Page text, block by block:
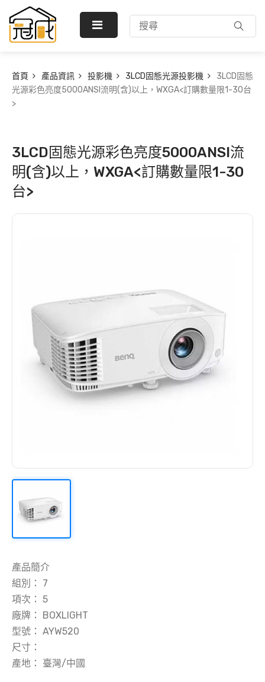
首頁 產品資訊 投影機 3LCD固態光源投影機
3LCD固態
光源彩色亮度5000ANSI流明(含)以上，WXGA<訂購數量限1-30台
>
3LCD固態光源彩色亮度5000ANSI流
明(含)以上，WXGA<訂購數量限1-30
台>
產品簡介
組別：
7
項次： 5
廠牌：
BOXLIGHT
型號： AYW520
尺寸：
產地：
臺灣/中國